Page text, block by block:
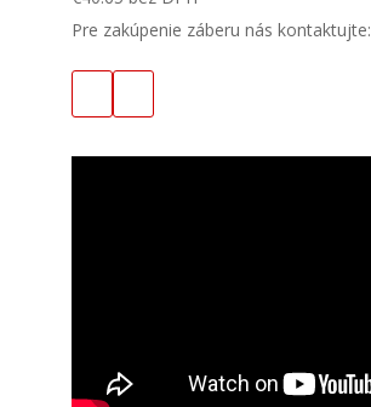
Pre zakúpenie záberu nás kontaktujte: